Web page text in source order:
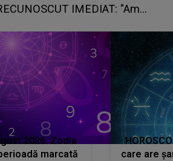
IMEDIAT: "Am
2026. Zodia
marcată
care are